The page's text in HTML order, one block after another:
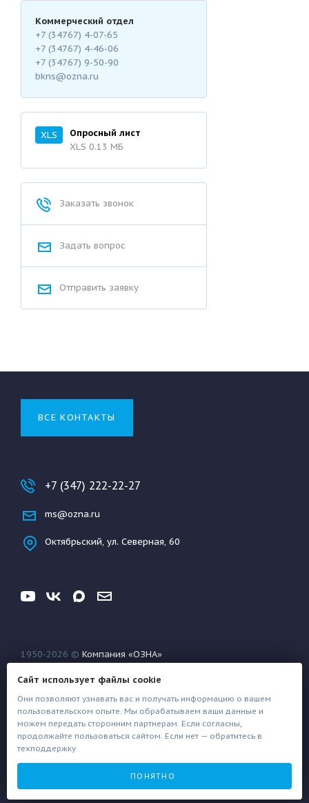
Подробнее
Коммерческий отдел
+7 (34767) 4-07-65
+7 (34767) 4-46-06
+7 (34767) 9-50-90
bkns@ozna.ru
XLS
Опросный лист
XLS 0.13 MБ
Заказать звонок
Задать вопрос
Отправить заявку
ВСЕ КОНТАКТЫ
+7 (347) 222-22-27
ms@ozna.ru
Октябрьский, ул. Северная, 60
1950-2026 © Компания «ОЗНА»
Конфиденциальность
Условия использования
Файлы техподдержки
Создание сайта
Сайт использует файлы cookie
Они позволяют узнавать вас и получать информацию о вашем
пользовательском опыте. Мы обрабатываем ваши данные и
можем передать сторонним партнерам. Если согласны,
продолжайте пользоваться сайтом. Если нет — обратитесь в
техподдержку
ПОНЯТНО